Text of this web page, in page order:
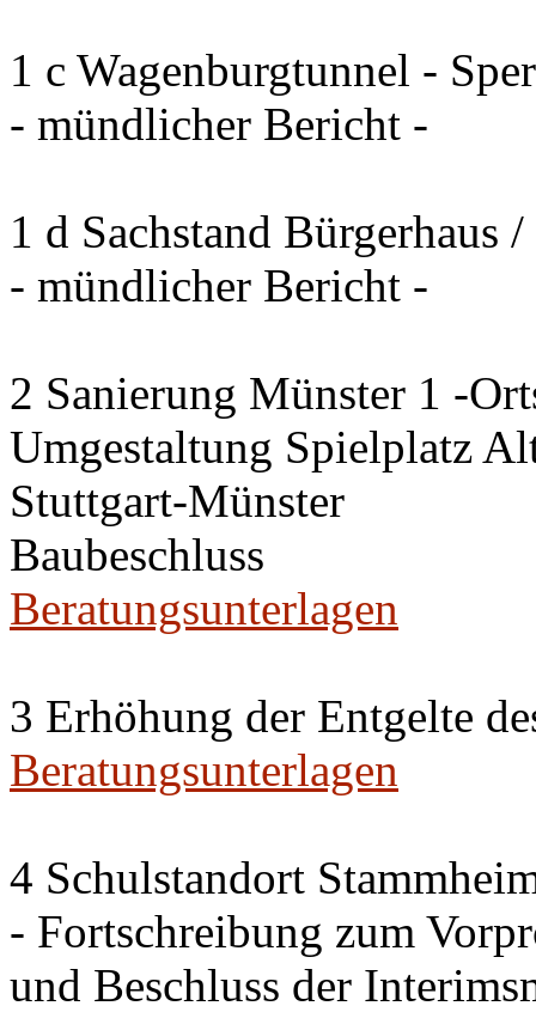
1 c Wagenburgtunnel -
- mündlicher Bericht -
1 d Sachstand Bürgerhaus
- mündlicher Bericht -
2 Sanierung Münster 1 -
Umgestaltung Spielplatz
Stuttgart-Münster
Baubeschluss
Beratungsunterlagen
3 Erhöhung der Entgelte
Beratungsunterlagen
4 Schulstandort
- Fortschreibung zum
und Beschluss der